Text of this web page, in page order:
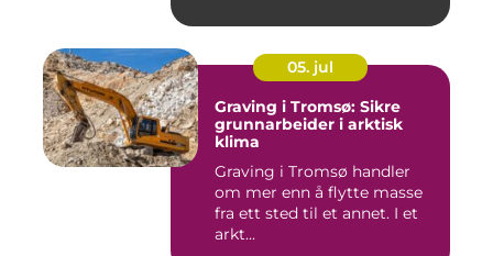
05. jul
Graving i Tromsø: Sikre
grunnarbeider i arktisk
klima
Graving i Tromsø handler
om mer enn å flytte masse
fra ett sted til et annet. I et
arkt...